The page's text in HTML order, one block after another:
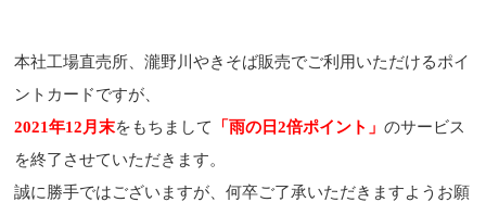
本社工場直売所、瀧野川やきそば販売でご利用いただけるポイ
ントカードですが、
2021年12月末をもちまして 「雨の日2倍ポイント」 のサービス
を終了させていただきます。
誠に勝手ではございますが、何卒ご了承いただきますようお願